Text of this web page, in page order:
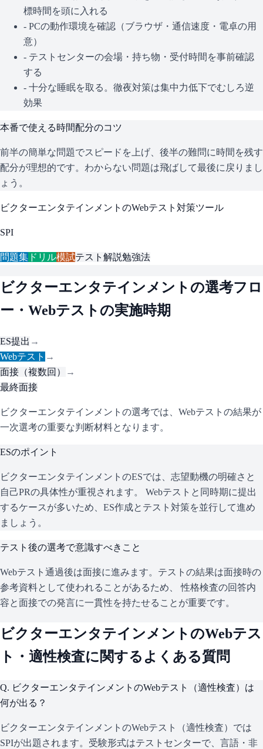
標時間を頭に入れる
- PCの動作環境を確認（ブラウザ・通信速度・電卓の用
意）
- テストセンターの会場・持ち物・受付時間を事前確認
する
- 十分な睡眠を取る。徹夜対策は集中力低下でむしろ逆
効果
本番で使える時間配分のコツ
前半の簡単な問題でスピードを上げ、後半の難問に時間を残す
配分が理想的です。わからない問題は飛ばして最後に戻りまし
ょう。
ビクターエンタテインメント のWebテスト対策ツール
SPI
問題集 ドリル模試テスト解説勉強法
ビクターエンタテインメント の選考フロ
ー・Webテストの実施時期
ES提出 →
Webテスト →
面接（複数回）
→
最終面接
ビクターエンタテインメントの選考では、Webテストの結果が
一次選考の重要な判断材料となります。
ESのポイント
ビクターエンタテインメント のESでは、志望動機の明確さと
自己PRの具体性が重視されます。 Webテストと同時期に提出
するケースが多いため、ES作成とテスト対策を並行して進め
ましょう。
テスト後の選考で意識すべきこと
Webテスト通過後は面接に進みます。テストの結果は面接時の
参考資料として使われることがあるため、 性格検査の回答内
容と面接での発言に一貫性を持たせることが重要です。
ビクターエンタテインメント のWebテス
ト・適性検査に関するよくある質問
Q. ビクターエンタテインメントのWebテスト（適性検査）は
何が出る？
ビクターエンタテインメントのWebテスト（適性検査）では
SPIが出題されます。受験形式はテストセンターで、言語・非